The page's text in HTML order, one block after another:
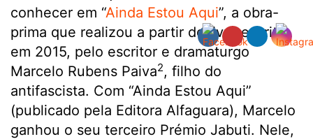
conhecer em “Ainda Estou Aqui”, a obra-
prima que realizou a partir do livro escrito,
em 2015, pelo escritor e dramaturgo
Marcelo Rubens Paiva2, filho do
antifascista. Com “Ainda Estou Aqui”
(publicado pela Editora Alfaguara), Marcelo
ganhou o seu terceiro Prémio Jabuti. Nele,